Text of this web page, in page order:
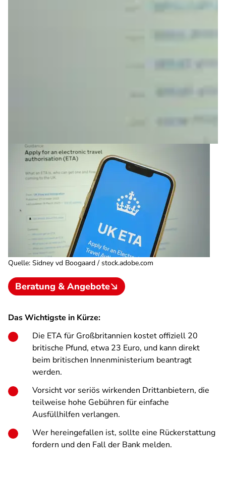
Quelle: Sidney vd Boogaard / stock.adobe.com
Beratung & Angebote
Das Wichtigste in Kürze:
Die ETA für Großbritannien kostet offiziell 20
britische Pfund, etwa 23 Euro, und kann direkt
beim britischen Innenministerium beantragt
werden.
Vorsicht vor seriös wirkenden Drittanbietern, die
teilweise hohe Gebühren für einfache
Ausfüllhilfen verlangen.
Wer hereingefallen ist, sollte eine Rückerstattung
fordern und den Fall der Bank melden.